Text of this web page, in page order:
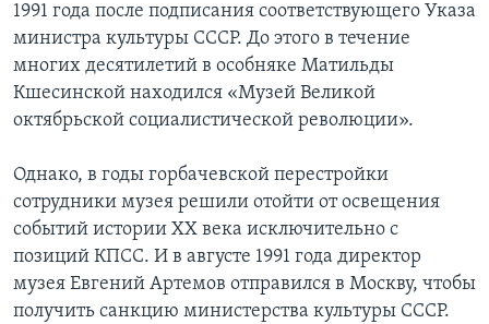
1991 года после подписания соответствующего Указа
министра культуры СССР. До этого в течение
многих десятилетий в особняке Матильды
Кшесинской находился «Музей Великой
октябрьской социалистической революции».
Однако, в годы горбачевской перестройки
сотрудники музея решили отойти от освещения
событий истории ХХ века исключительно с
позиций КПСС. И в августе 1991 года директор
музея Евгений Артемов отправился в Москву, чтобы
получить санкцию министерства культуры СССР.